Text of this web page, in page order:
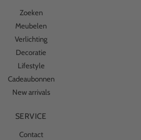
Zoeken
Meubelen
Verlichting
Decoratie
Lifestyle
Cadeaubonnen
New arrivals
SERVICE
Contact